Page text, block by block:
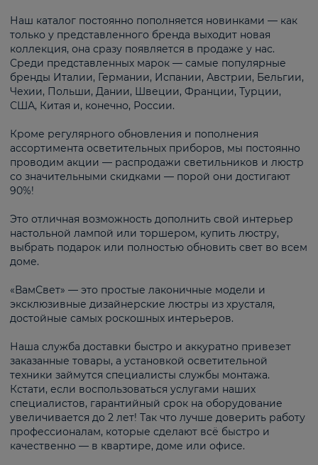
Наш каталог постоянно пополняется новинками — как
только у представленного бренда выходит новая
коллекция, она сразу появляется в продаже у нас.
Среди представленных марок — самые популярные
бренды Италии, Германии, Испании, Австрии, Бельгии,
Чехии, Польши, Дании, Швеции, Франции, Турции,
США, Китая и, конечно, России.
Кроме регулярного обновления и пополнения
ассортимента осветительных приборов, мы постоянно
проводим акции — распродажи светильников и люстр
со значительными скидками — порой они достигают
90%!
Это отличная возможность дополнить свой интерьер
настольной лампой или торшером, купить люстру,
выбрать подарок или полностью обновить свет во всем
доме.
«ВамСвет» — это простые лаконичные модели и
эксклюзивные дизайнерские люстры из хрусталя,
достойные самых роскошных интерьеров.
Наша служба доставки быстро и аккуратно привезет
заказанные товары, а установкой осветительной
техники займутся специалисты службы монтажа.
Кстати, если воспользоваться услугами наших
специалистов, гарантийный срок на оборудование
увеличивается до 2 лет! Так что лучше доверить работу
профессионалам, которые сделают всё быстро и
качественно — в квартире, доме или офисе.